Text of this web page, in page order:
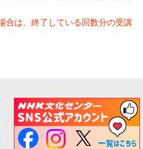
合は、終了している回数分の受講